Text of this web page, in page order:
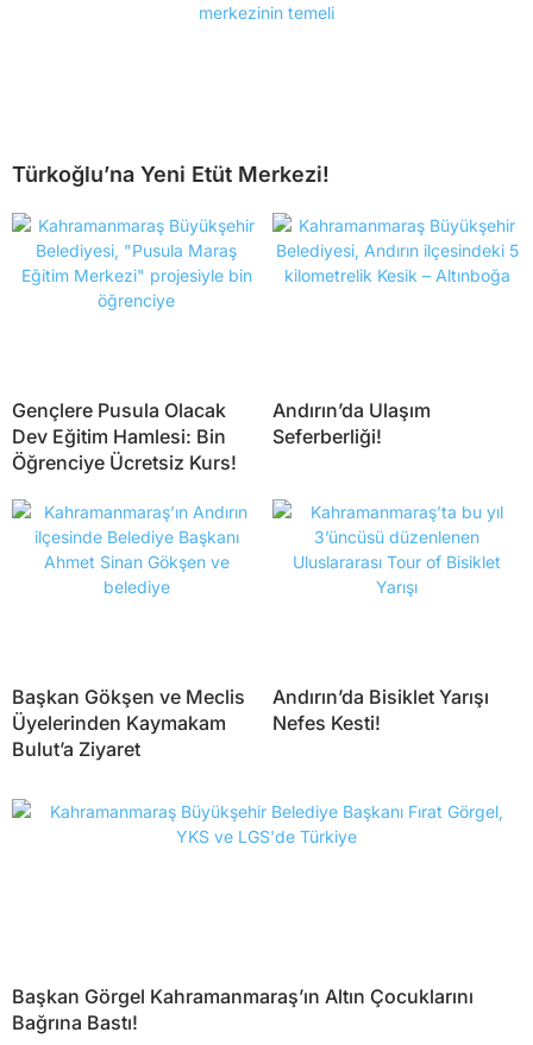
Türkoğlu’na Yeni Etüt Merkezi!
Gençlere Pusula Olacak
Dev Eğitim Hamlesi: Bin
Öğrenciye Ücretsiz Kurs!
Andırın’da Ulaşım
Seferberliği!
Başkan Gökşen ve Meclis
Üyelerinden Kaymakam
Bulut’a Ziyaret
Andırın’da Bisiklet Yarışı
Nefes Kesti!
Başkan Görgel Kahramanmaraş’ın Altın Çocuklarını
Bağrına Bastı!